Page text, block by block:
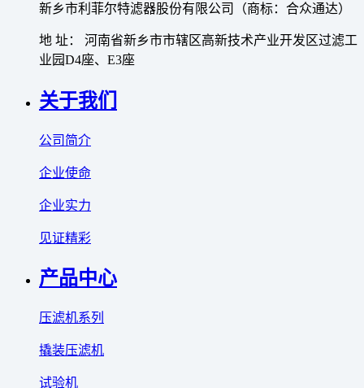
新乡市利菲尔特滤器股份有限公司（商标：合众通达）
地 址： 河南省新乡市市辖区高新技术产业开发区过滤工
业园D4座、E3座
关于我们
公司简介
企业使命
企业实力
见证精彩
产品中心
压滤机系列
撬装压滤机
试验机